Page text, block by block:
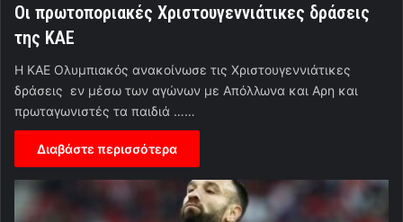
Oι πρωτοποριακές Χριστουγεννιάτικες δράσεις
της ΚΑΕ
Η ΚΑΕ Ολυμπιακός ανακοίνωσε τις Χριστουγεννιάτικες
δράσεις εν μέσω των αγώνων με Απόλλωνα και Αρη και
πρωταγωνιστές τα παιδιά ……
Διαβάστε περισσότερα